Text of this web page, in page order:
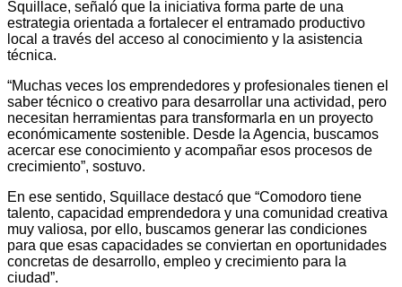
Squillace, señaló que la iniciativa forma parte de una
estrategia orientada a fortalecer el entramado productivo
local a través del acceso al conocimiento y la asistencia
técnica.
“Muchas veces los emprendedores y profesionales tienen el
saber técnico o creativo para desarrollar una actividad, pero
necesitan herramientas para transformarla en un proyecto
económicamente sostenible. Desde la Agencia, buscamos
acercar ese conocimiento y acompañar esos procesos de
crecimiento”, sostuvo.
En ese sentido, Squillace destacó que “Comodoro tiene
talento, capacidad emprendedora y una comunidad creativa
muy valiosa, por ello, buscamos generar las condiciones
para que esas capacidades se conviertan en oportunidades
concretas de desarrollo, empleo y crecimiento para la
ciudad”.